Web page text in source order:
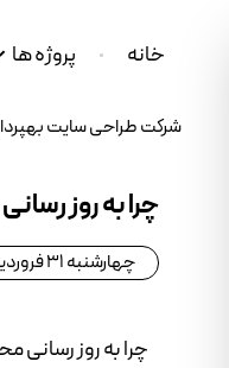
خانه پروژه ها
شرکت طراحی سایت
چرا به روز
چهارشنبه 31 فروردین 1401
چرا به روز